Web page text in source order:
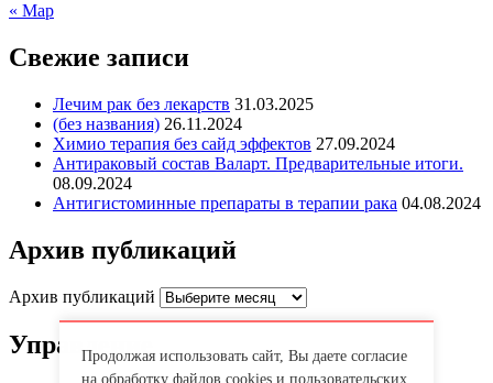
« Мар
Свежие записи
Лечим рак без лекарств 31.03.2025
(без названия) 26.11.2024
Химио терапия без сайд эффектов 27.09.2024
Антираковый состав Валарт. Предварительные итоги.
08.09.2024
Антигистоминные препараты в терапии рака 04.08.2024
Архив публикаций
Архив публикаций
УправлениеПродолжая использовать сайт, Вы даете согласие
на обработку файлов cookies и пользовательских